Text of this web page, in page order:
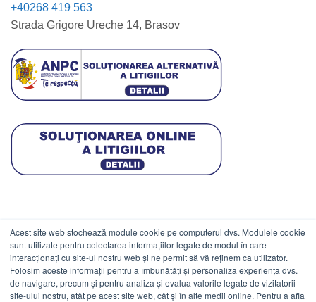
Acest site web stochează module cookie pe computerul dvs. Modulele cookie
sunt utilizate pentru colectarea informațiilor legate de modul în care
interacționați cu site-ul nostru web și ne permit să vă reținem ca utilizator.
Folosim aceste informații pentru a îmbunătăți și personaliza experiența dvs.
de navigare, precum și pentru analiza și evalua valorile legate de vizitatorii
site-ului nostru, atât pe acest site web, cât și în alte medii online. Pentru a afla
+40268 419 563
Strada Grigore Ureche 14, Brasov
DATE COMERCIALE
ESTICO S.R.L.
CIF: RO1094402.